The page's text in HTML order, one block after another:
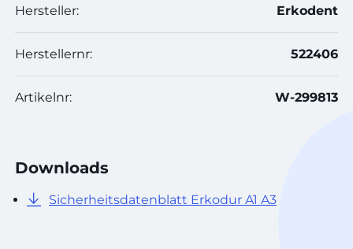
Hersteller: Erkodent
Herstellernr: 522406
Artikelnr: W-299813
Downloads
Sicherheitsdatenblatt Erkodur A1 A3